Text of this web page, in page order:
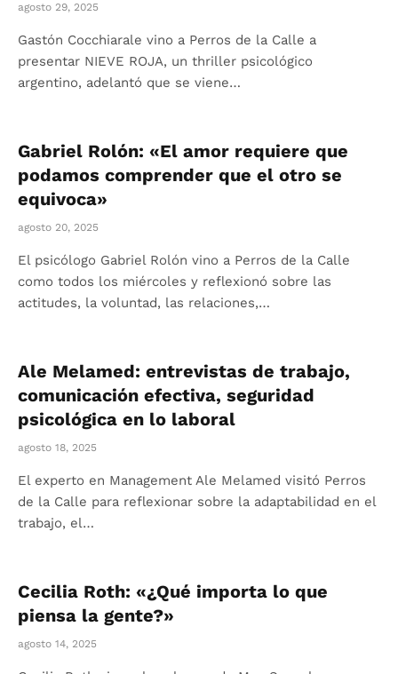
agosto 29, 2025
Gastón Cocchiarale vino a Perros de la Calle a
presentar NIEVE ROJA, un thriller psicológico
argentino, adelantó que se viene…
Gabriel Rolón: «El amor requiere que
podamos comprender que el otro se
equivoca»
agosto 20, 2025
El psicólogo Gabriel Rolón vino a Perros de la Calle
como todos los miércoles y reflexionó sobre las
actitudes, la voluntad, las relaciones,…
Ale Melamed: entrevistas de trabajo,
comunicación efectiva, seguridad
psicológica en lo laboral
agosto 18, 2025
El experto en Management Ale Melamed visitó Perros
de la Calle para reflexionar sobre la adaptabilidad en el
trabajo, el…
Cecilia Roth: «¿Qué importa lo que
piensa la gente?»
agosto 14, 2025